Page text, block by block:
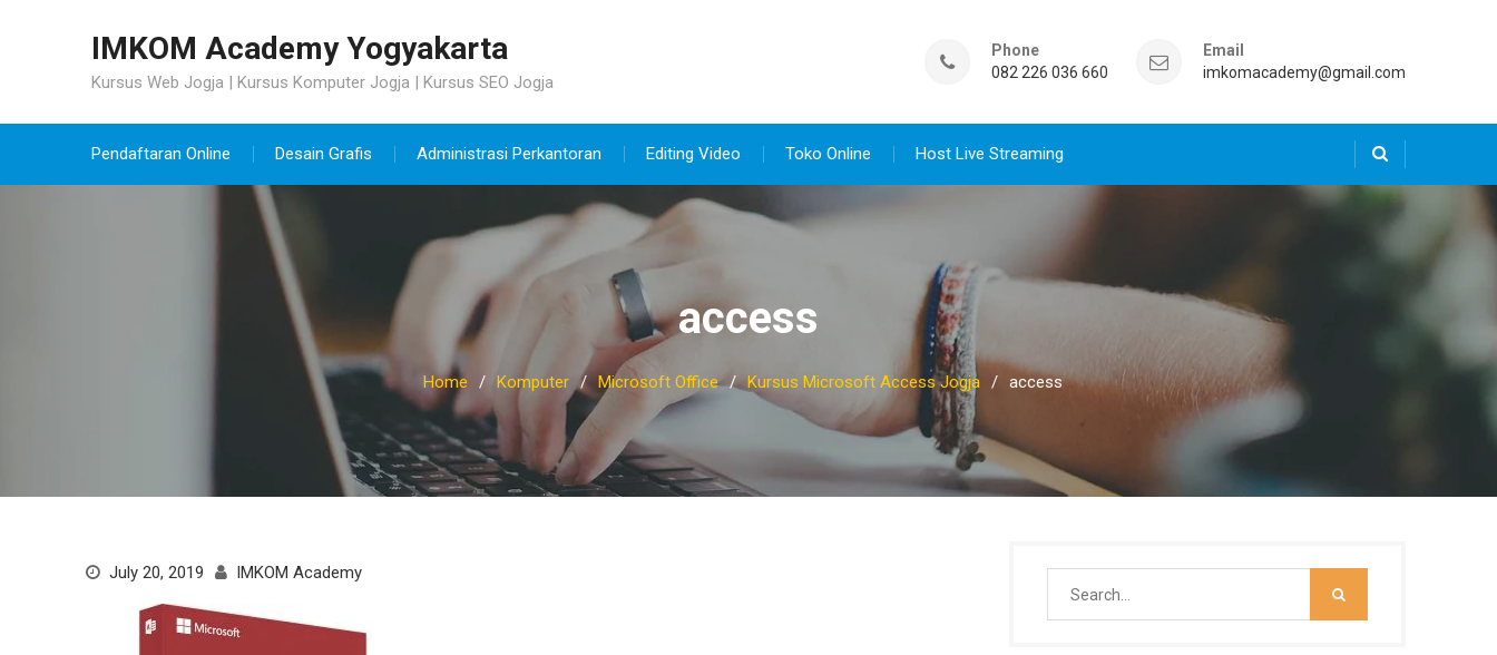
IMKOM Academy Yogyakarta
Kursus Web Jogja | Kursus Komputer Jogja | Kursus SEO Jogja
Phone
082 226 036 660
Email
imkomacademy@gmail.com
Pendaftaran Online Desain Grafis Administrasi Perkantoran Editing Video Toko Online Host Live Streaming
access
Home Komputer Microsoft Office Kursus Microsoft Access Jogja access
July 20, 2019 IMKOM Academy